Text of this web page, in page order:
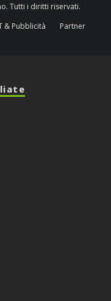
Tutti i diritti riservati.
& Pubblicità Partner